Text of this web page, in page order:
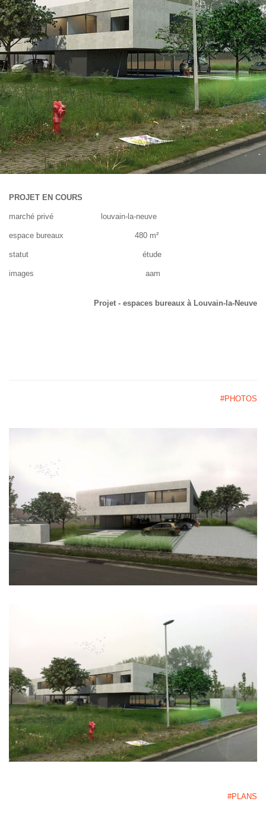
PROJET EN COURS
marché privé louvain-la-neuve
espace bureaux 480 m²
statut étude
images aam
Projet - espaces bureaux à Louvain-la-Neuve
#PHOTOS
#PLANS